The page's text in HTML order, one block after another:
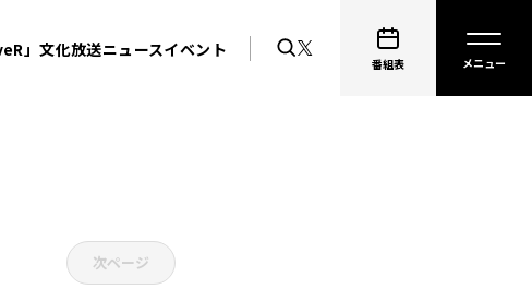
」文化放送ニュースイベント
番組表
次ページ